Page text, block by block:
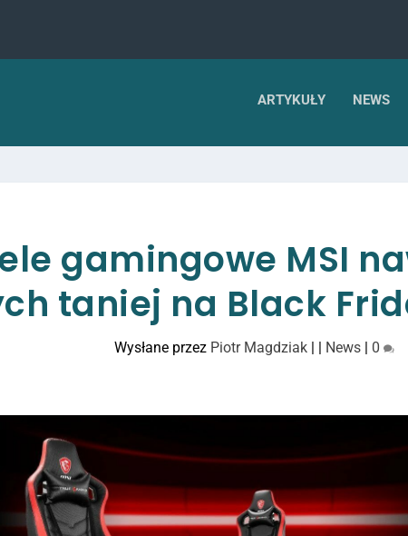
ARTYKUŁY NEWS
gamingowe MSI
taniej na Black
Wysłane przez Piotr Magdziak| | News| 0